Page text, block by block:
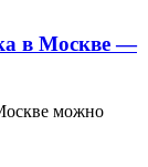
в Москве —
можно